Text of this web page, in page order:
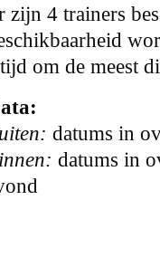
zijn 4 trainers
om de meest
datums in
datums in